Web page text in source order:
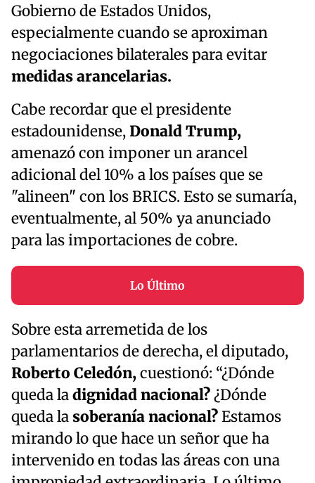
Gobierno de Estados Unidos,
especialmente cuando se aproximan
negociaciones bilaterales para evitar
medidas arancelarias.
Cabe recordar que el presidente
estadounidense,Donald Trump,
amenazó con imponer un arancel
adicional del 10% a los países que se
"alineen" con los BRICS. Esto se sumaría,
eventualmente, al 50% ya anunciado
para las importaciones de cobre.
Lo Último
Sobre esta arremetida de los
parlamentarios de derecha, el diputado,
Roberto Celedón,cuestionó: “¿Dónde
queda ladignidad nacional?¿Dónde
queda la soberanía nacional?Estamos
mirando lo que hace un señor que ha
intervenido en todas las áreas con una